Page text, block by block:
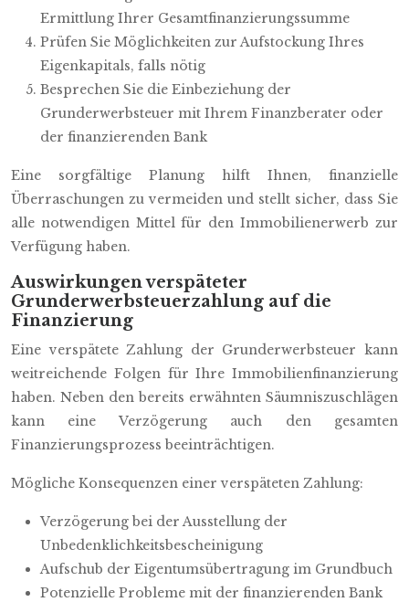
Ermittlung Ihrer Gesamtfinanzierungssumme
Prüfen Sie Möglichkeiten zur Aufstockung Ihres
Eigenkapitals, falls nötig
Besprechen Sie die Einbeziehung der
Grunderwerbsteuer mit Ihrem Finanzberater oder
der finanzierenden Bank
Eine sorgfältige Planung hilft Ihnen, finanzielle
Überraschungen zu vermeiden und stellt sicher, dass Sie
alle notwendigen Mittel für den Immobilienerwerb zur
Verfügung haben.
Auswirkungen verspäteter
Grunderwerbsteuerzahlung auf die
Finanzierung
Eine verspätete Zahlung der Grunderwerbsteuer kann
weitreichende Folgen für Ihre Immobilienfinanzierung
haben. Neben den bereits erwähnten Säumniszuschlägen
kann eine Verzögerung auch den gesamten
Finanzierungsprozess beeinträchtigen.
Mögliche Konsequenzen einer verspäteten Zahlung:
Verzögerung bei der Ausstellung der
Unbedenklichkeitsbescheinigung
Aufschub der Eigentumsübertragung im Grundbuch
Potenzielle Probleme mit der finanzierenden Bank